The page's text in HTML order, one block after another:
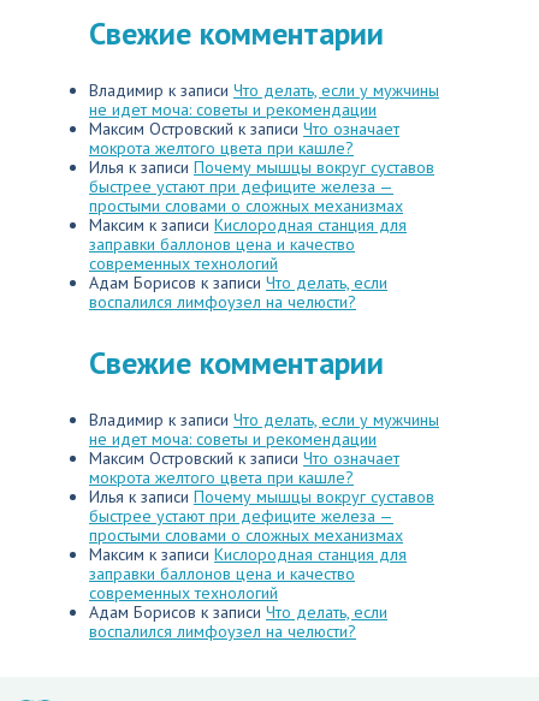
Свежие комментарии
Владимир к записи Что делать, если у мужчины
не идет моча: советы и рекомендации
Максим Островский к записи Что означает
мокрота желтого цвета при кашле?
Илья к записи Почему мышцы вокруг суставов
быстрее устают при дефиците железа —
простыми словами о сложных механизмах
Максим к записи Кислородная станция для
заправки баллонов цена и качество
современных технологий
Адам Борисов к записи Что делать, если
воспалился лимфоузел на челюсти?
Свежие комментарии
Владимир к записи Что делать, если у мужчины
не идет моча: советы и рекомендации
Максим Островский к записи Что означает
мокрота желтого цвета при кашле?
Илья к записи Почему мышцы вокруг суставов
быстрее устают при дефиците железа —
простыми словами о сложных механизмах
Максим к записи Кислородная станция для
заправки баллонов цена и качество
современных технологий
Адам Борисов к записи Что делать, если
воспалился лимфоузел на челюсти?